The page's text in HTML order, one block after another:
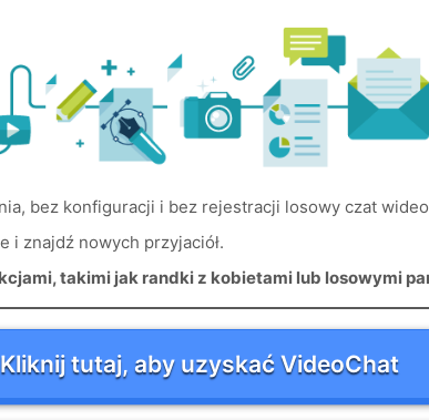
bez konfiguracji i bez rejestracji losowy czat
i znajdź nowych przyjaciół.
takimi jak randki z kobietami lub losowymi
Kliknij tutaj, aby uzyskać VideoChat